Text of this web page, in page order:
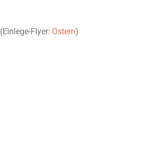
(Einlege-Flyer: Ostern)